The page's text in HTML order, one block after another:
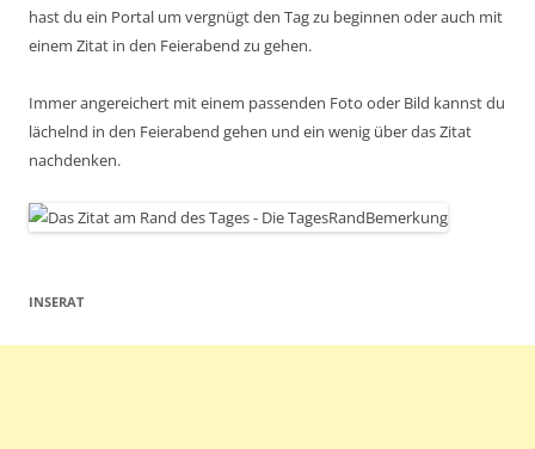
hast du ein Portal um vergnügt den Tag zu beginnen oder auch mit
einem Zitat in den Feierabend zu gehen.
Immer angereichert mit einem passenden Foto oder Bild kannst du
lächelnd in den Feierabend gehen und ein wenig über das Zitat
nachdenken.
INSERAT